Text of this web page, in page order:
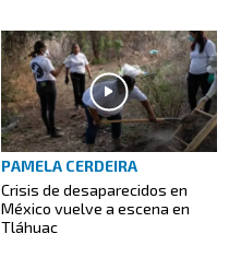
PAMELA CERDEIRA
Crisis de desaparecidos en
México vuelve a escena en
Tláhuac